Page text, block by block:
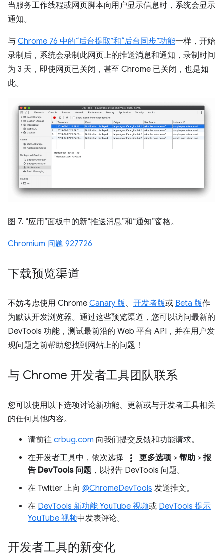
当服务工作线程或网页脚本向用户显示信息时，系统会显示
通知。
与 Chrome 76 中的“后台提取”和“后台同步”功能一样，开始
录制后，系统会录制此网页上的推送消息和通知，录制时间
为 3 天，即使网页已关闭，甚至 Chrome 已关闭，也是如
此。
图 7. “应用”面板中的新“推送消息”和“通知”窗格。
Chromium 问题 927726
下载预览渠道
不妨考虑使用 Chrome Canary 版 、 开发者版或 Beta 版作
为默认开发浏览器。通过这些预览渠道，您可以访问最新的
DevTools 功能，测试最前沿的 Web 平台 API，并在用户发
现问题之前帮助您找到网站上的问题！
与 Chrome 开发者工具团队联系
您可以使用以下选项讨论新功能、更新或与开发者工具相关
的任何其他内容。
请前往 crbug.com 向我们提交反馈和功能请求。
在开发者工具中，依次选择
more_vert 更多选项 > 帮助 > 报
告 DevTools 问题 ，以报告 DevTools 问题。
在 Twitter 上向 @ChromeDevTools 发送推文。
在 DevTools 新功能 YouTube 视频或 DevTools 提示
YouTube 视频中发表评论。
开发者工具的新变化